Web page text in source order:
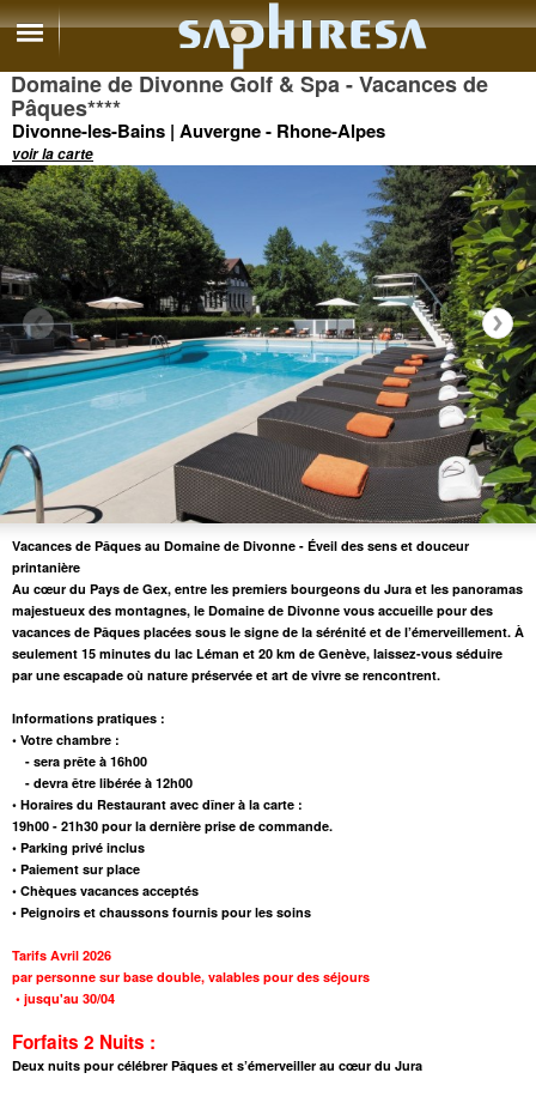
Domaine de Divonne Golf & Spa - Vacances de
Pâques****
Divonne-les-Bains | Auvergne - Rhone-Alpes
voir la carte
Vacances de Pâques au Domaine de Divonne - Éveil des sens et douceur
printanière
Au cœur du Pays de Gex, entre les premiers bourgeons du Jura et les panoramas
majestueux des montagnes, le Domaine de Divonne vous accueille pour des
vacances de Pâques placées sous le signe de la sérénité et de l’émerveillement. À
seulement 15 minutes du lac Léman et 20 km de Genève, laissez-vous séduire
par une escapade où nature préservée et art de vivre se rencontrent.
Informations pratiques :
• Votre chambre :
- sera prête à 16h00
- devra être libérée à 12h00
• Horaires du Restaurant avec dîner à la carte :
19h00 - 21h30 pour la dernière prise de commande.
• Parking privé inclus
• Paiement sur place
• Chèques vacances acceptés
• Peignoirs et chaussons fournis pour les soins
Tarifs Avril 2026
par personne sur base double, valables pour des séjours
• jusqu'au 30/04
Forfaits 2 Nuits :
Deux nuits pour célébrer Pâques et s’émerveiller au cœur du Jura